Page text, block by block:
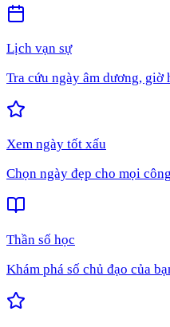
Lịch vạn sự
Tra cứu ngày âm dương, giờ
Xem ngày tốt xấu
Chọn ngày đẹp cho mọi
Thần số học
Khám phá số chủ đạo của